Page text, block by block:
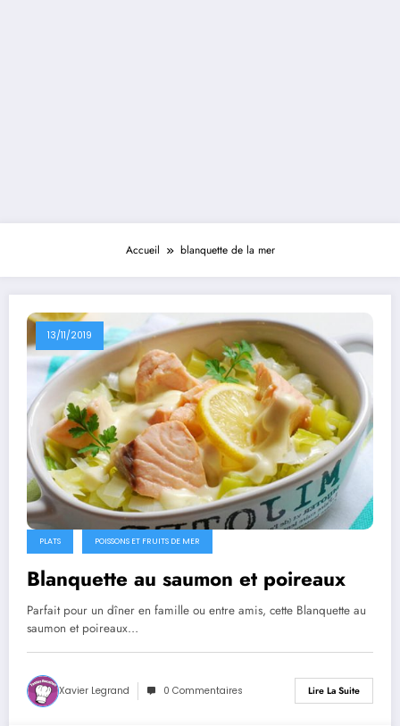
Accueil blanquette de la mer
13/11/2019
PLATS POISSONS ET FRUITS DE MER
Blanquette au saumon et poireaux
Parfait pour un dîner en famille ou entre amis, cette Blanquette au
saumon et poireaux…
Xavier Legrand 0 Commentaires Lire La Suite